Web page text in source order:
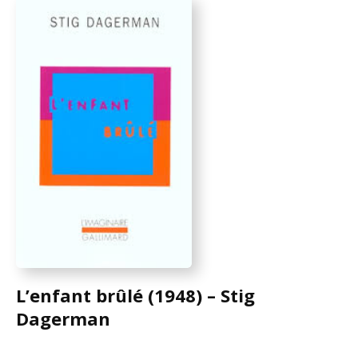
L’enfant brûlé (1948) – Stig
Dagerman